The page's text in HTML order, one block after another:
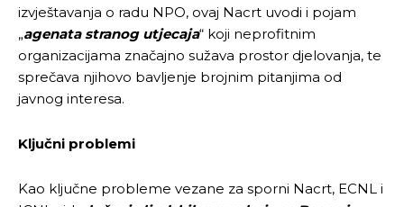
izvještavanja o radu NPO, ovaj Nacrt uvodi i pojam
„agenata stranog utjecaja“ koji neprofitnim
organizacijama značajno sužava prostor djelovanja, te
sprečava njihovo bavljenje brojnim pitanjima od
javnog interesa.
Ključni problemi
Kao ključne probleme vezane za sporni Nacrt, ECNL i